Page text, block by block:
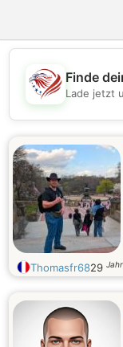
Finde
Lade jetzt
Thomasfr6829